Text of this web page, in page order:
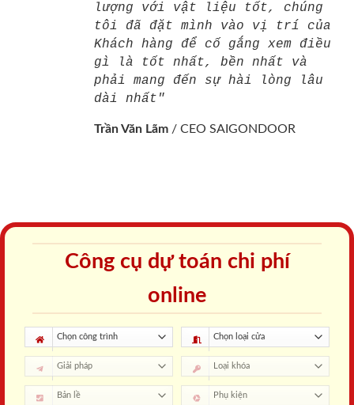
lượng với vật liệu tốt, chúng
tôi đã đặt mình vào vị trí của
Khách hàng để cố gắng xem điều
gì là tốt nhất, bền nhất và
phải mang đến sự hài lòng lâu
dài nhất"
Trần Văn Lãm / CEO SAIGONDOOR
Công cụ dự toán chi phí
online